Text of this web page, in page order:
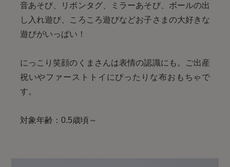
音あそび、リボンタグ、ミラーあそび、ボールの出
し入れ遊び、ころころ遊びなどお子さまの大好きな
遊びがいっぱい！
にっこり笑顔のくまさんは表情の認識にも。ご出産
祝いやファーストトイにぴったりな布おもちゃで
す。
対象年齢：0.5歳頃～